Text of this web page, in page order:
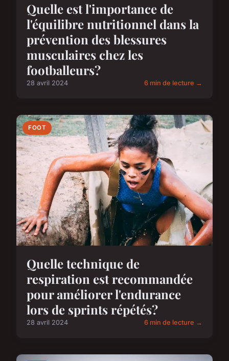
Quelle est l'importance de
l'équilibre nutritionnel dans la
prévention des blessures
musculaires chez les
footballeurs?
28 avril 2024 6 min de lecture →
FOOT
Quelle technique de
respiration est recommandée
pour améliorer l'endurance
lors de sprints répétés?
28 avril 2024 6 min de lecture →